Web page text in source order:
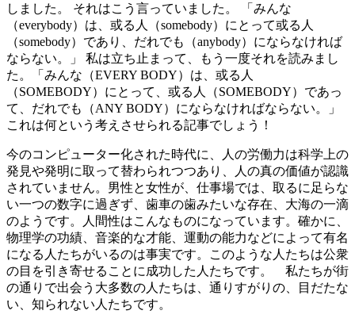
しました。 それはこう言っていました。 「みんな
（everybody）は、或る人（somebody）にとって或る人
（somebody）であり、だれでも（anybody）にならなければ
ならない。」 私は立ち止まって、もう一度それを読みまし
た。「みんな（EVERY BODY）は、或る人
（SOMEBODY）にとって、或る人（SOMEBODY）であっ
て、だれでも（ANY BODY）にならなければならない。」
これは何という考えさせられる記事でしょう！
今のコンピューター化された時代に、人の労働力は科学上の
発見や発明に取って替わられつつあり、人の真の価値が認識
されていません。男性と女性が、仕事場では、取るに足らな
い一つの数字に過ぎず、歯車の歯みたいな存在、大海の一滴
のようです。人間性はこんなものになっています。確かに、
物理学の功績、音楽的な才能、運動の能力などによって有名
になる人たちがいるのは事実です。このような人たちは公衆
の目を引き寄せることに成功した人たちです。 私たちが街
の通りで出会う大多数の人たちは、通りすがりの、目だたな
い、知られない人たちです。